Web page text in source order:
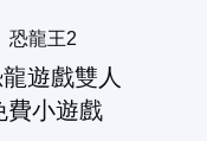
恐龍王2